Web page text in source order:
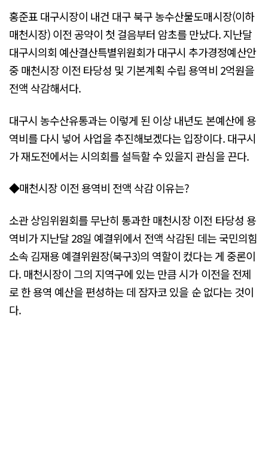
홍준표 대구시장이 내건 대구 북구 농수산물도매시장(이하
매천시장) 이전 공약이 첫 걸음부터 암초를 만났다. 지난달
대구시의회 예산결산특별위원회가 대구시 추가경정예산안
중 매천시장 이전 타당성 및 기본계획 수립 용역비 2억원을
전액 삭감해서다.
대구시 농수산유통과는 이렇게 된 이상 내년도 본예산에 용
역비를 다시 넣어 사업을 추진해보겠다는 입장이다. 대구시
가 재도전에서는 시의회를 설득할 수 있을지 관심을 끈다.
◆매천시장 이전 용역비 전액 삭감 이유는?
소관 상임위원회를 무난히 통과한 매천시장 이전 타당성 용
역비가 지난달 28일 예결위에서 전액 삭감된 데는 국민의힘
소속 김재용 예결위원장(북구3)의 역할이 컸다는 게 중론이
다. 매천시장이 그의 지역구에 있는 만큼 시가 이전을 전제
로 한 용역 예산을 편성하는 데 잠자코 있을 순 없다는 것이
다.